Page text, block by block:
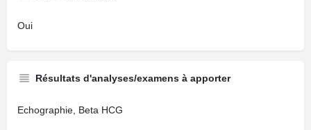
Oui
Résultats d'analyses/examens à apporter
Echographie, Beta HCG